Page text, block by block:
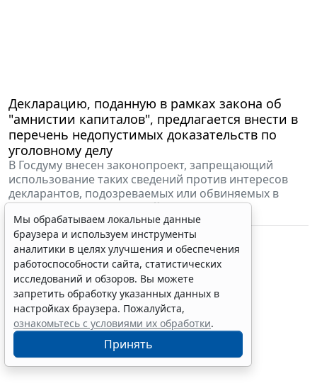
Декларацию, поданную в рамках закона об
"амнистии капиталов", предлагается внести в
перечень недопустимых доказательств по
уголовному делу
В Госдуму внесен законопроект, запрещающий
использование таких сведений против интересов
декларантов, подозреваемых или обвиняемых в
совершении преступлений.
15 ноября 2019 09:45Бизнес
Мы обрабатываем локальные данные
браузера и используем инструменты
аналитики в целях улучшения и обеспечения
работоспособности сайта, статистических
исследований и обзоров. Вы можете
запретить обработку указанных данных в
настройках браузера. Пожалуйста,
ознакомьтесь с условиями их обработки.
Принять